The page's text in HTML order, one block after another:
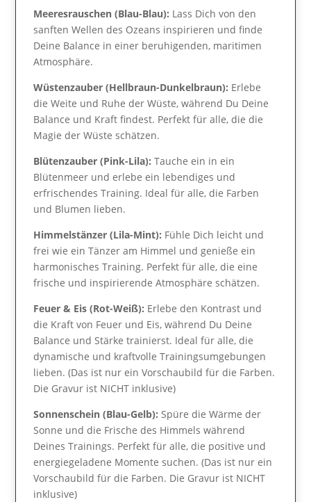
Meeresrauschen (Blau-Blau): Lass Dich von den
sanften Wellen des Ozeans inspirieren und finde
Deine Balance in einer beruhigenden, maritimen
Atmosphäre.
Wüstenzauber (Hellbraun-Dunkelbraun): Erlebe
die Weite und Ruhe der Wüste, während Du Deine
Balance und Kraft findest. Perfekt für alle, die die
Magie der Wüste schätzen.
Blütenzauber (Pink-Lila): Tauche ein in ein
Blütenmeer und erlebe ein lebendiges und
erfrischendes Training. Ideal für alle, die Farben
und Blumen lieben.
Himmelstänzer (Lila-Mint): Fühle Dich leicht und
frei wie ein Tänzer am Himmel und genieße ein
harmonisches Training. Perfekt für alle, die eine
frische und inspirierende Atmosphäre schätzen.
Feuer & Eis (Rot-Weiß): Erlebe den Kontrast und
die Kraft von Feuer und Eis, während Du Deine
Balance und Stärke trainierst. Ideal für alle, die
dynamische und kraftvolle Trainingsumgebungen
lieben. (Das ist nur ein Vorschaubild für die Farben.
Die Gravur ist NICHT inklusive)
Sonnenschein (Blau-Gelb): Spüre die Wärme der
Sonne und die Frische des Himmels während
Deines Trainings. Perfekt für alle, die positive und
energiegeladene Momente suchen. (Das ist nur ein
Vorschaubild für die Farben. Die Gravur ist NICHT
inklusive)